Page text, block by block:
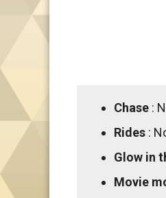
Chase :
Rides :
Glow in
Movie